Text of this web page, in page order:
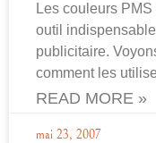
Les couleurs
outil
publicitaire.
comment les
READ MORE »
mai 23, 2007